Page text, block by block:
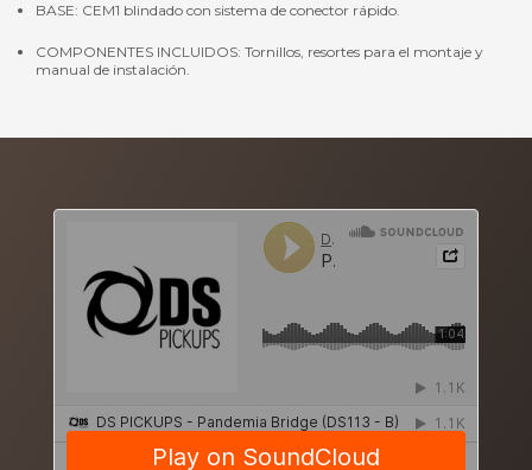
BASE: CEM1 blindado con sistema de conector rápido.
COMPONENTES INCLUIDOS: Tornillos, resortes para el montaje y
manual de instalación.